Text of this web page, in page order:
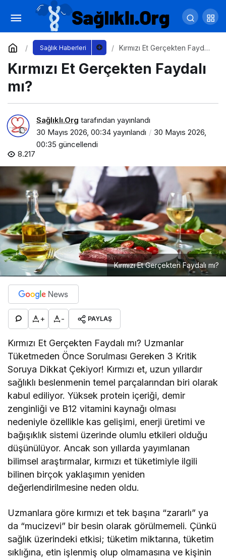
Sağlık Haberleri
Kırmızı Et Gerçekten Faydalı
Kırmızı Et Gerçekten Faydalı
mı?
Sağlıklı.Org tarafından yayınlandı
30 Mayıs 2026, 00:34 yayınlandı
30 Mayıs 2026,
00:35 güncellendi
8.217
Kırmızı Et Gerçekten Faydalı mı?
+ - PAYLAŞ
Kırmızı Et Gerçekten Faydalı mı? Uzmanlar
Tüketmeden Önce Sorulması Gereken 3 Kritik
Soruya Dikkat Çekiyor! Kırmızı et, uzun yıllardır
sağlıklı beslenmenin temel parçalarından biri olarak
kabul ediliyor. Yüksek protein içeriği, demir
zenginliği ve B12 vitamini kaynağı olması
nedeniyle özellikle kas gelişimi, enerji üretimi ve
bağışıklık sistemi üzerinde olumlu etkileri olduğu
düşünülüyor. Ancak son yıllarda yayımlanan
bilimsel araştırmalar, kırmızı et tüketimiyle ilgili
bilinen birçok yaklaşımın yeniden
değerlendirilmesine neden oldu.
Uzmanlara göre kırmızı et tek başına “zararlı” ya
da “mucizevi” bir besin olarak görülmemeli. Çünkü
sağlık üzerindeki etkisi; tüketim miktarına, tüketim
sıklığına, etin işlenmiş olup olmamasına ve kişinin
Bayram Sofralarında Kavurma Keyfi
Yorum Yap Paylaş